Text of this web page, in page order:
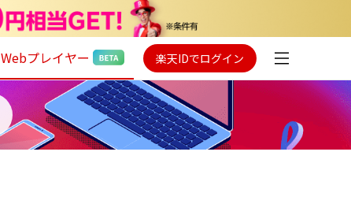
Webプレイヤー 楽天IDでログイン